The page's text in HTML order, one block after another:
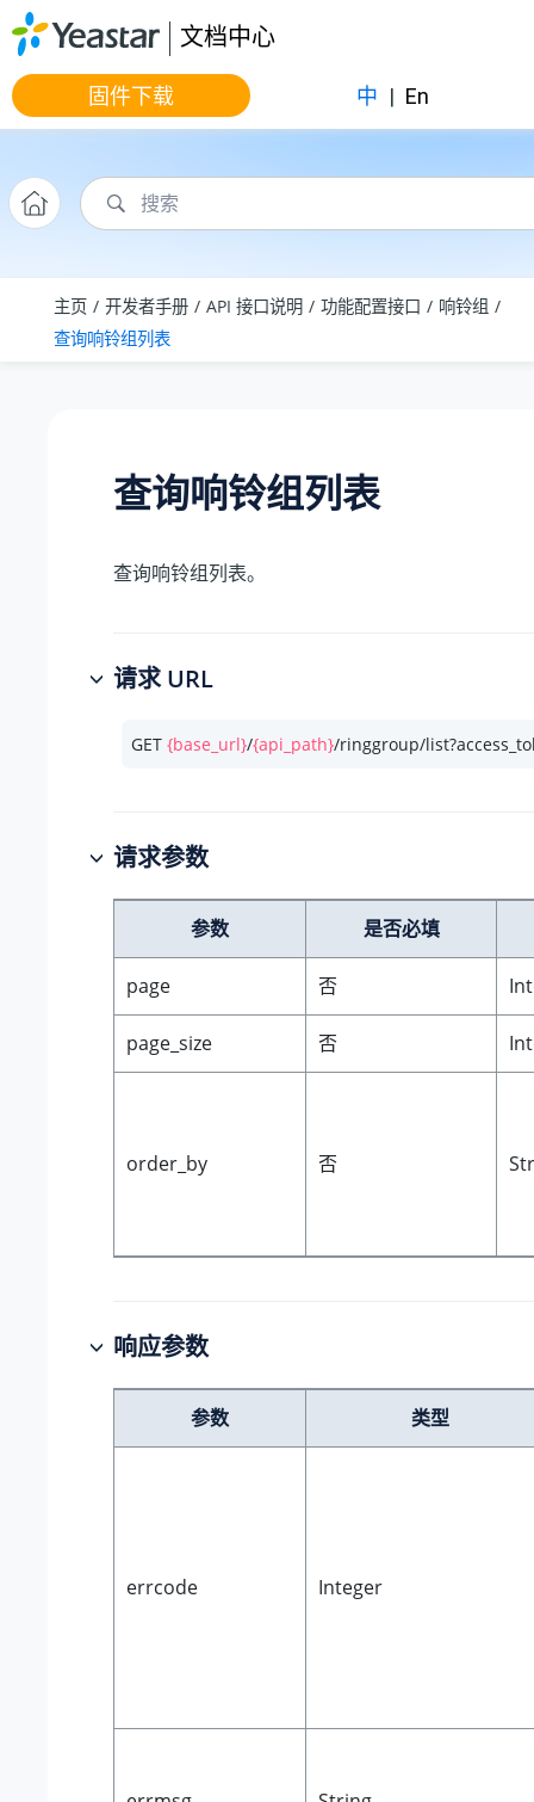
跳转到主要内容
文档中心
固件下载 中 | En
主页 开发者手册 API 接口说明 功能配置接口
响铃组
查询响铃组列表
查询响铃组列表
查询响铃组列表。
请求 URL
GET {base_url}/{api_path}/ringgroup/
请求参数
参数 是否必填
page 否
page_size 否
order_by 否
响应参数
参数 类型
errcode Integer